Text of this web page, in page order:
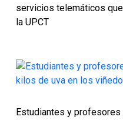
servicios telemáticos
la UPCT
Estudiantes y